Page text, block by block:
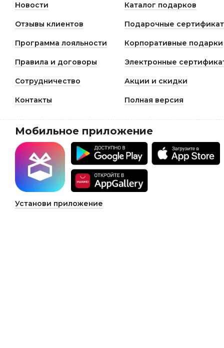
Новости Каталог подарков
Отзывы клиентов Подарочные
Программа лояльности Корпоративные подарки
Правила и договоры Электронные
Сотрудничество Акции и скидки
Контакты Полная версия
Мобильное приложение
Установи приложение